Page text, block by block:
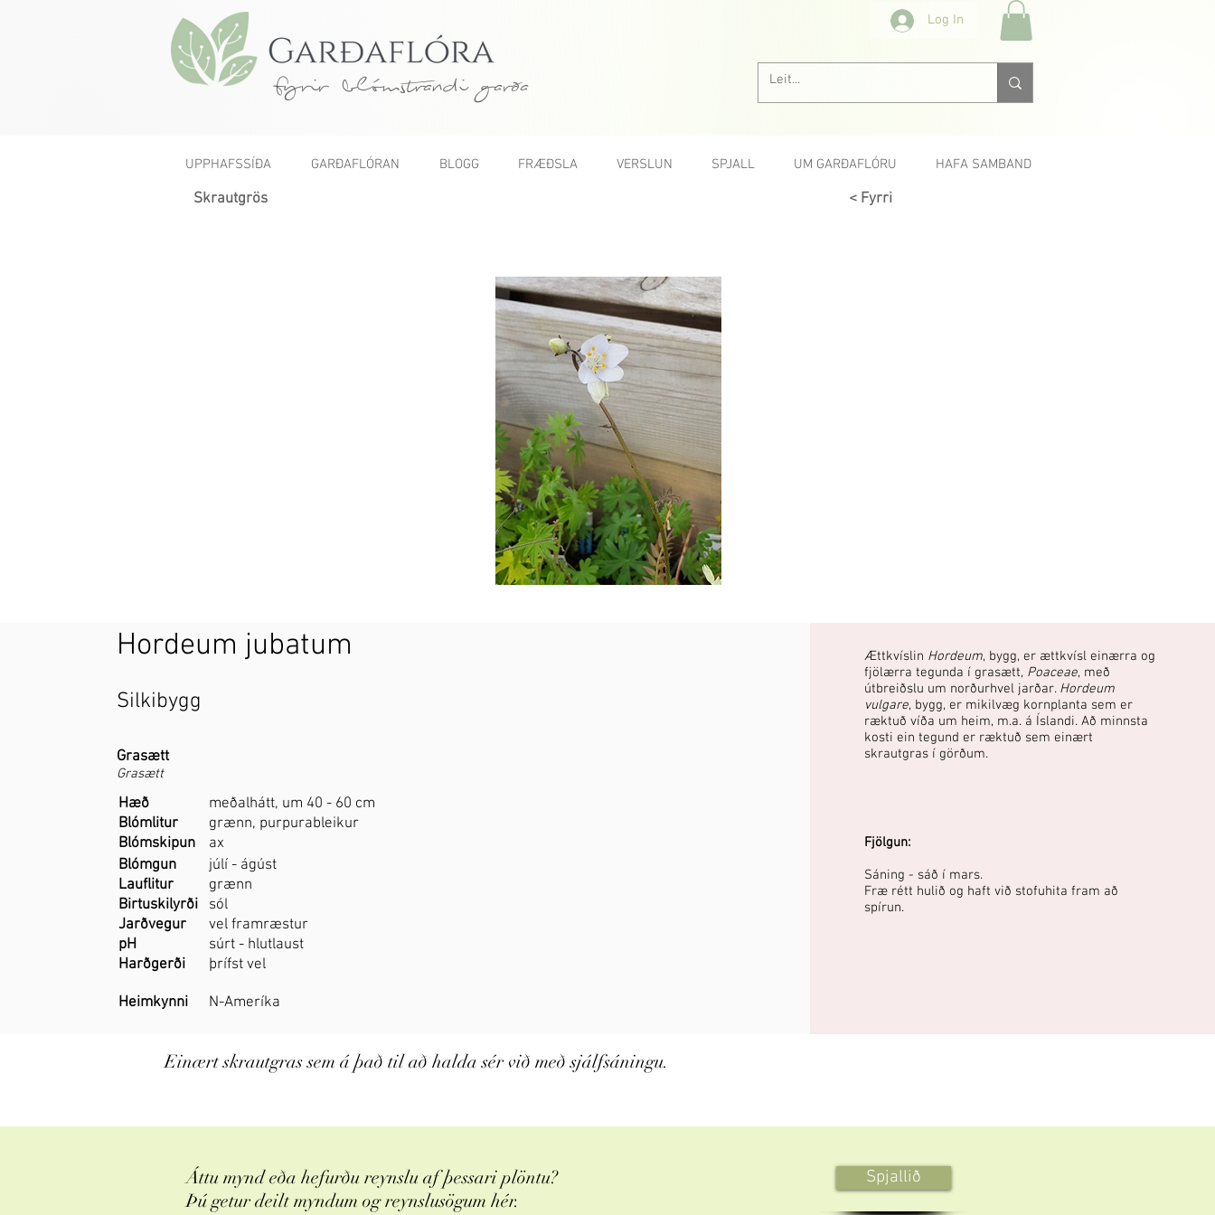
fyrir blómstrandi garða
Log In
UPPHAFSSÍÐA GARÐAFLÓRAN BLOGG FRÆÐSLA VERSLUN SPJALL UM GARÐAFLÓRU HAFA SAMBAND
< Fyrri
Skrautgrös
Hordeum jubatum
Silkibygg
Grasætt
Grasætt
Hæð
meðalhátt, um 40 - 60 cm
Blómlitur
grænn, purpurableikur
Blómskipun
ax
Blómgun
júlí - ágúst
Lauflitur
grænn
Birtuskilyrði
sól
Jarðvegur
vel framræstur
pH
súrt - hlutlaust
Harðgerði
þrífst vel
Heimkynni N-Ameríka
Ættkvíslin Hordeum, bygg, er ættkvísl einærra og
fjölærra tegunda í grasætt, Poaceae, með
útbreiðslu um norðurhvel jarðar. Hordeum
vulgare, bygg, er mikilvæg kornplanta sem er
ræktuð víða um heim, m.a. á Íslandi. Að minnsta
kosti ein tegund er ræktuð sem einært
skrautgras í görðum.
Fjölgun:
Sáning - sáð í mars.
Fræ rétt hulið og haft við stofuhita fram að
spírun.
Einært skrautgras sem á það til að halda sér við með sjálfsáningu.
Áttu mynd eða hefurðu reynslu af þessari plöntu?
Þú getur deilt myndum og reynslusögum hér.
Spjallið